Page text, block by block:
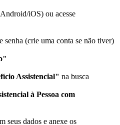
iOS) ou acesse
senha (crie uma conta se não tiver)
Assistencial" na busca
à Pessoa com
seus dados e anexe os